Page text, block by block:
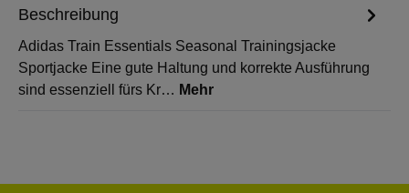
Beschreibung
Adidas Train Essentials Seasonal Trainingsjacke
Sportjacke Eine gute Haltung und korrekte Ausführung
sind essenziell fürs Kr… Mehr